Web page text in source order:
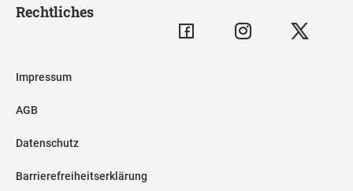
Rechtliches
Impressum
AGB
Datenschutz
Barrierefreiheitserklärung